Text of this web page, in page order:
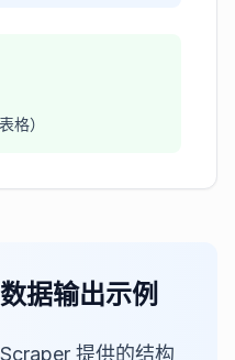
格）
据输出示例
提供的结构